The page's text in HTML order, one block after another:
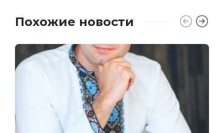
Похожие новости